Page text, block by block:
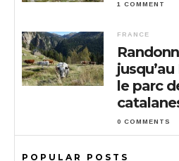
1 COMMENT
FRANCE
le parc
0 COMMENTS
POPULAR POSTS